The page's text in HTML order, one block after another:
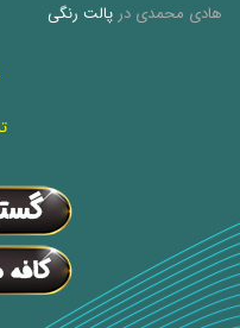
هادی محمدی درپالت رنگی